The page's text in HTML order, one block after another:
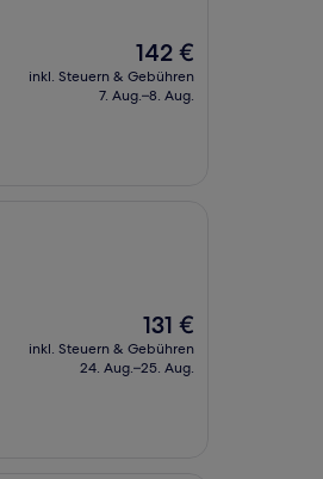
Der
Preis
beträgt
142 €
inkl. Steuern & Gebühren
7. Aug.–8. Aug.
Der
Preis
beträgt
131 €
inkl. Steuern & Gebühren
24. Aug.–25. Aug.